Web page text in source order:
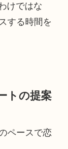
けではな
する時間を
トの提案
ペースで恋